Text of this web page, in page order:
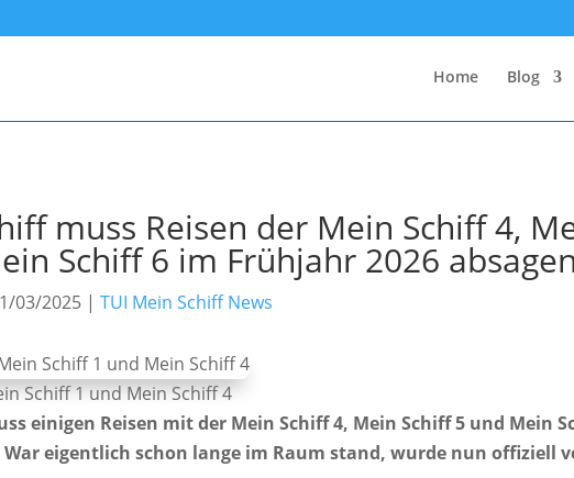
Home Blog
muss Reisen der Mein Schiff 4,
Schiff 6 im Frühjahr 2026 absagen
03/2025 |TUI Mein Schiff News
Schiff 1 und Mein Schiff 4
einigen Reisen mit der Mein Schiff 4, Mein Schiff 5 und Mein
War eigentlich schon lange im Raum stand, wurde nun offiziell